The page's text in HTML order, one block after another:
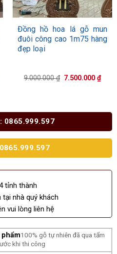
Đồng hồ hoa lá gỗ mun
đuôi công cao 1m75 hàng
đẹp loại
9.000.000₫ Giá
7.500.000₫Giá
hiện
0865.999.597
tỉnh thành
nhà quý khách
vui lòng liên hệ
100% gỗ tự nhiên đã qua tẩm
khi thi công